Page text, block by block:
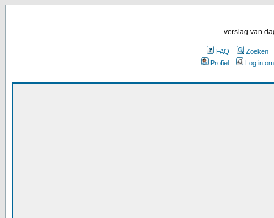
verslag van
FAQ
Zoeken
Profiel
Log in